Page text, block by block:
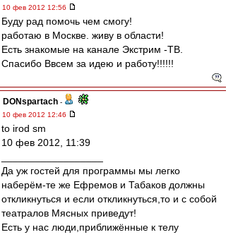
10 фев 2012 12:56
Буду рад помочь чем смогу!
работаю в Москве. живу в области!
Есть знакомые на канале Экстрим -ТВ.
Спасибо Ввсем за идею и работу!!!!!!
DONspartach -
10 фев 2012 12:46
to irod sm
10 фев 2012, 11:39
Да уж гостей для программы мы легко
наберём-те же Ефремов и Табаков должны
откликнуться и если откликнуться,то и с собой
театралов Мясных приведут!
Есть у нас люди,приближённые к телу